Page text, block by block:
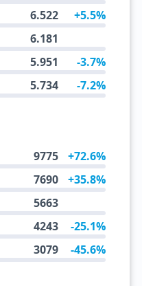
6.522 +5.5%
6.181
5.951 -3.7%
5.734 -7.2%
9775 +72.6%
7690 +35.8%
5663
4243 -25.1%
3079 -45.6%